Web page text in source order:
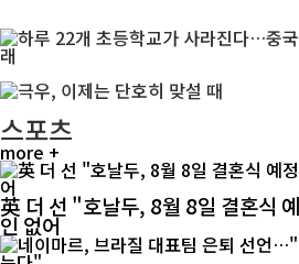
스포츠
more +
英 더 선 "호날두, 8월 8일 결혼식
인 없어